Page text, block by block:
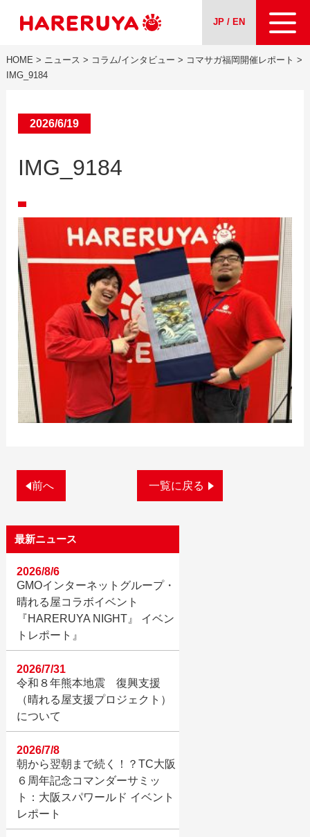
JP / EN
会社案内
お問い合わせ
HOME > ニュース > コラム/インタビュー > コマサガ福岡開催レポート >
IMG_9184
2026/6/19
IMG_9184
前へ 一覧に戻る
最新ニュース
GMOインターネットグループ・
晴れる屋コラボイベント
『HARERUYA NIGHT』 イベン
トレポート』
2026/8/6
令和８年熊本地震 復興支援
（晴れる屋支援プロジェクト）
について
2026/7/31
朝から翌朝まで続く！？TC大阪
６周年記念コマンダーサミッ
ト：大阪スパワールド イベント
レポート
2026/7/8